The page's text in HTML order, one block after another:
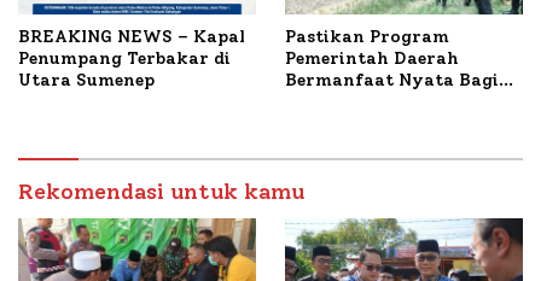
BREAKING NEWS – Kapal
Penumpang Terbakar di
Utara Sumenep
Pastikan Program
Pemerintah Daerah
Bermanfaat Nyata Bagi
Petelur di Desa Bataal
Timur
Rekomendasi untuk kamu